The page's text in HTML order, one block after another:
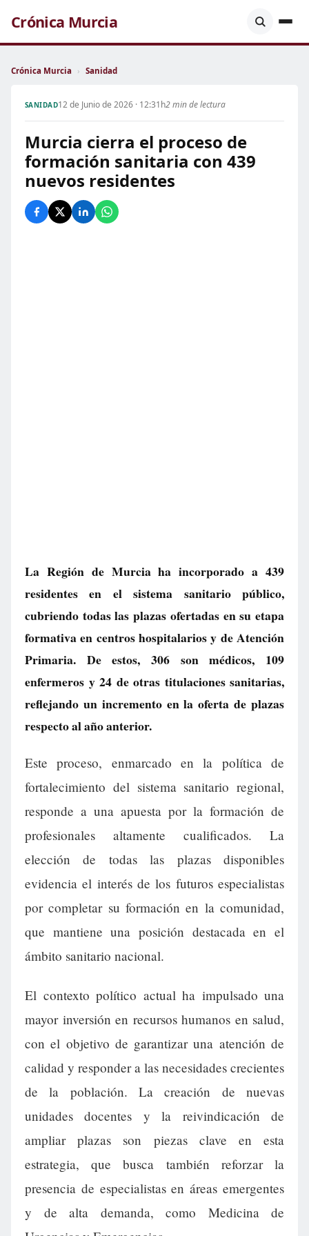
Crónica Murcia
Crónica Murcia › Sanidad
SANIDAD12 de Junio de 2026 · 12:31h2 min de lectura
Murcia cierra el proceso de
formación sanitaria con 439
nuevos residentes
La Región de Murcia ha incorporado a 439
residentes en el sistema sanitario público,
cubriendo todas las plazas ofertadas en su etapa
formativa en centros hospitalarios y de Atención
Primaria. De estos, 306 son médicos, 109
enfermeros y 24 de otras titulaciones sanitarias,
reflejando un incremento en la oferta de plazas
respecto al año anterior.
Este proceso, enmarcado en la política de
fortalecimiento del sistema sanitario regional,
responde a una apuesta por la formación de
profesionales altamente cualificados. La
elección de todas las plazas disponibles
evidencia el interés de los futuros especialistas
por completar su formación en la comunidad,
que mantiene una posición destacada en el
ámbito sanitario nacional.
El contexto político actual ha impulsado una
mayor inversión en recursos humanos en salud,
con el objetivo de garantizar una atención de
calidad y responder a las necesidades crecientes
de la población. La creación de nuevas
unidades docentes y la reivindicación de
ampliar plazas son piezas clave en esta
estrategia, que busca también reforzar la
presencia de especialistas en áreas emergentes
y de alta demanda, como Medicina de